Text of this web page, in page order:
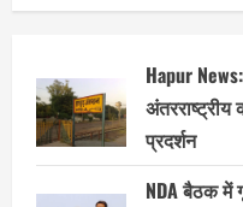
Hapur
प्रदर्शन
NDA बैठक में